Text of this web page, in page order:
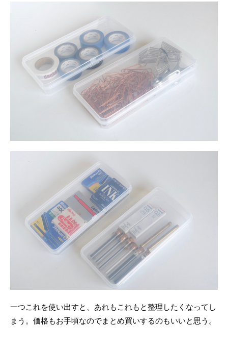
一つこれを使い出すと、あれもこれもと整理したくなってし
まう。価格もお手頃なのでまとめ買いするのもいいと思う。